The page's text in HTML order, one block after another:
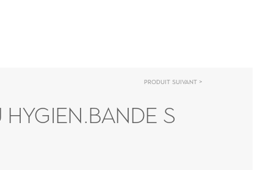
Produit suivant
S